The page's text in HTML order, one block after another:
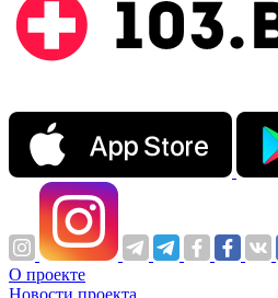
О проекте
Новости проекта